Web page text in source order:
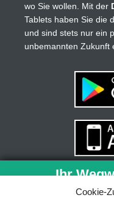
Cookie-
wo Sie wollen. Mit der
Tablets haben Sie die
und sind stets nur ein
unbemannten Zukunft
Ihr